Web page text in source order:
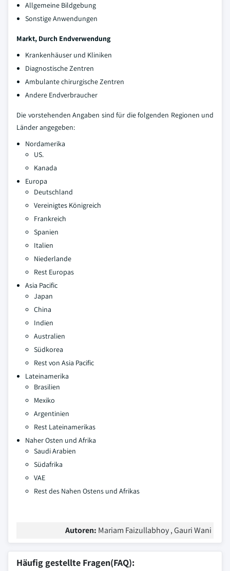
Allgemeine Bildgebung
Sonstige Anwendungen
Markt, Durch Endverwendung
Krankenhäuser und Kliniken
Diagnostische Zentren
Ambulante chirurgische Zentren
Andere Endverbraucher
Die vorstehenden Angaben sind für die folgenden Regionen und
Länder angegeben:
Nordamerika
US.
Kanada
Europa
Deutschland
Vereinigtes Königreich
Frankreich
Spanien
Italien
Niederlande
Rest Europas
Asia Pacific
Japan
China
Indien
Australien
Südkorea
Rest von Asia Pacific
Lateinamerika
Brasilien
Mexiko
Argentinien
Rest Lateinamerikas
Naher Osten und Afrika
Saudi Arabien
Südafrika
VAE
Rest des Nahen Ostens und Afrikas
Autoren: Mariam Faizullabhoy , Gauri Wani
Häufig gestellte Fragen(FAQ):